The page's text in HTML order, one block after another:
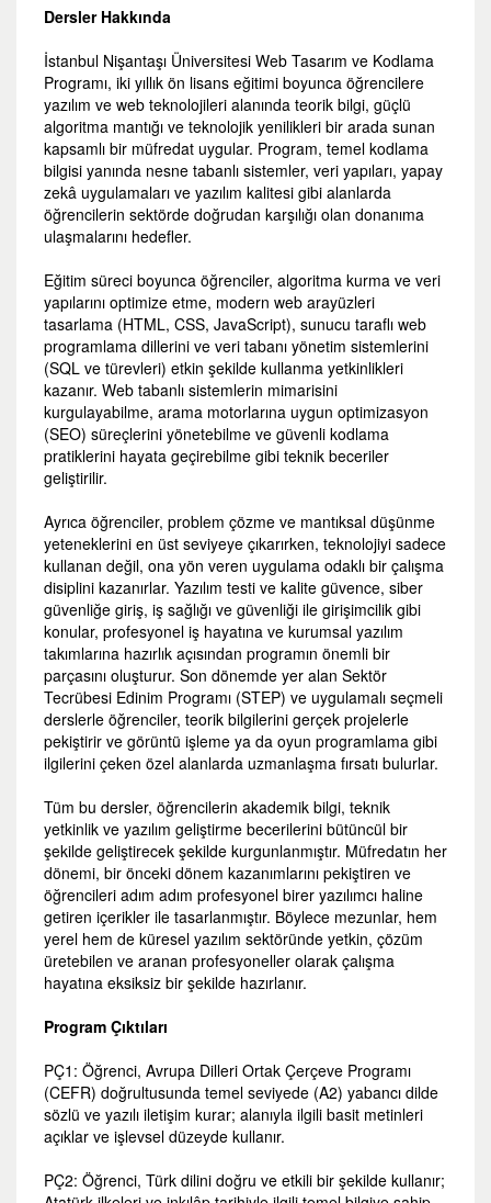
Dersler Hakkında
İstanbul Nişantaşı Üniversitesi Web Tasarım ve Kodlama
Programı, iki yıllık ön lisans eğitimi boyunca öğrencilere
yazılım ve web teknolojileri alanında teorik bilgi, güçlü
algoritma mantığı ve teknolojik yenilikleri bir arada sunan
kapsamlı bir müfredat uygular. Program, temel kodlama
bilgisi yanında nesne tabanlı sistemler, veri yapıları, yapay
zekâ uygulamaları ve yazılım kalitesi gibi alanlarda
öğrencilerin sektörde doğrudan karşılığı olan donanıma
ulaşmalarını hedefler.
Eğitim süreci boyunca öğrenciler, algoritma kurma ve veri
yapılarını optimize etme, modern web arayüzleri
tasarlama (HTML, CSS, JavaScript), sunucu taraflı web
programlama dillerini ve veri tabanı yönetim sistemlerini
(SQL ve türevleri) etkin şekilde kullanma yetkinlikleri
kazanır. Web tabanlı sistemlerin mimarisini
kurgulayabilme, arama motorlarına uygun optimizasyon
(SEO) süreçlerini yönetebilme ve güvenli kodlama
pratiklerini hayata geçirebilme gibi teknik beceriler
geliştirilir.
Ayrıca öğrenciler, problem çözme ve mantıksal düşünme
yeteneklerini en üst seviyeye çıkarırken, teknolojiyi sadece
kullanan değil, ona yön veren uygulama odaklı bir çalışma
disiplini kazanırlar. Yazılım testi ve kalite güvence, siber
güvenliğe giriş, iş sağlığı ve güvenliği ile girişimcilik gibi
konular, profesyonel iş hayatına ve kurumsal yazılım
takımlarına hazırlık açısından programın önemli bir
parçasını oluşturur. Son dönemde yer alan Sektör
Tecrübesi Edinim Programı (STEP) ve uygulamalı seçmeli
derslerle öğrenciler, teorik bilgilerini gerçek projelerle
pekiştirir ve görüntü işleme ya da oyun programlama gibi
ilgilerini çeken özel alanlarda uzmanlaşma fırsatı bulurlar.
Tüm bu dersler, öğrencilerin akademik bilgi, teknik
yetkinlik ve yazılım geliştirme becerilerini bütüncül bir
şekilde geliştirecek şekilde kurgunlanmıştır. Müfredatın her
dönemi, bir önceki dönem kazanımlarını pekiştiren ve
öğrencileri adım adım profesyonel birer yazılımcı haline
getiren içerikler ile tasarlanmıştır. Böylece mezunlar, hem
yerel hem de küresel yazılım sektöründe yetkin, çözüm
üretebilen ve aranan profesyoneller olarak çalışma
hayatına eksiksiz bir şekilde hazırlanır.
Program Çıktıları
PÇ1: Öğrenci, Avrupa Dilleri Ortak Çerçeve Programı
(CEFR) doğrultusunda temel seviyede (A2) yabancı dilde
sözlü ve yazılı iletişim kurar; alanıyla ilgili basit metinleri
açıklar ve işlevsel düzeyde kullanır.
PÇ2: Öğrenci, Türk dilini doğru ve etkili bir şekilde kullanır;